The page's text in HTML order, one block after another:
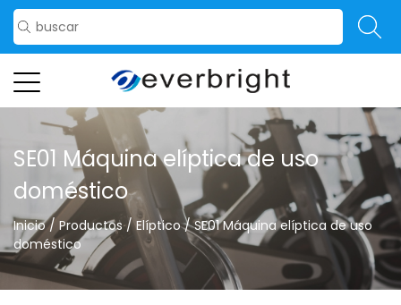
SE01 Máquina elíptica de uso
doméstico
Inicio/ Productos/Elíptico/SE01 Máquina elíptica de uso
doméstico